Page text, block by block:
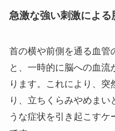
急激な強い刺激による
首の横や前側を通る血管
と、一時的に脳への血流
ります。これにより、突
り、立ちくらみやめまい
うな症状を引き起こす